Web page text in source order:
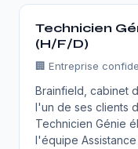
Technicien
(H/F/D)
🏢 Entreprise
Brainfield, cabinet
l'un de ses clients
Technicien Génie
l'équipe